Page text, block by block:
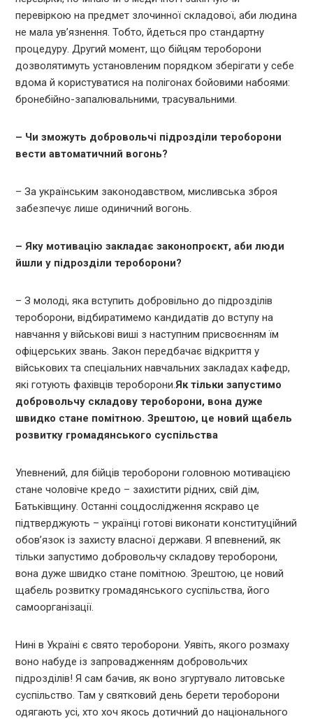
перевіркою на предмет злочинної складової, аби людина
не мала ув’язнення. Тобто, йдеться про стандартну
процедуру. Другий момент, що бійцям тероборони
дозволятимуть установленим порядком зберігати у себе
вдома й користуватися на полігонах бойовими набоями:
бронебійно-запалювальними, трасувальними.
– Чи зможуть добровольчі підрозділи тероборони
вести автоматичний вогонь?
– За українським законодавством, мисливська зброя
забезпечує лише одиничний вогонь.
– Яку мотивацію закладає законопроєкт, аби люди
йшли у підрозділи тероборони?
– З молоді, яка вступить добровільно до підрозділів
тероборони, відбиратимемо кандидатів до вступу на
навчання у військові виші з наступним присвоєнням їм
офіцерських звань. Закон передбачає відкриття у
військових та спеціальних навчальних закладах кафедр,
які готують фахівців тероборони.Як тільки запустимо
добровольчу складову тероборони, вона дуже
швидко стане помітною. Зрештою, це новий щабель
розвитку громадянського суспільства
Упевнений, для бійців тероборони головною мотивацією
стане чоловіче кредо – захистити рідних, свій дім,
Батьківщину. Останні соцдослідження яскраво це
підтверджують – українці готові виконати конституційний
обов’язок із захисту власної держави. Я впевнений, як
тільки запустимо добровольчу складову тероборони,
вона дуже швидко стане помітною. Зрештою, це новий
щабель розвитку громадянського суспільства, його
самоорганізації.
Нині в Україні є свято тероборони. Уявіть, якого розмаху
воно набуде із запровадженням добровольчих
підрозділів! Я сам бачив, як воно згуртувало литовське
суспільство. Там у святковий день берети тероборони
одягають усі, хто хоч якось дотичний до національного